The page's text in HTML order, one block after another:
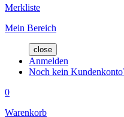
Merkliste
Mein Bereich
close
Anmelden
Noch kein
0
Warenkorb